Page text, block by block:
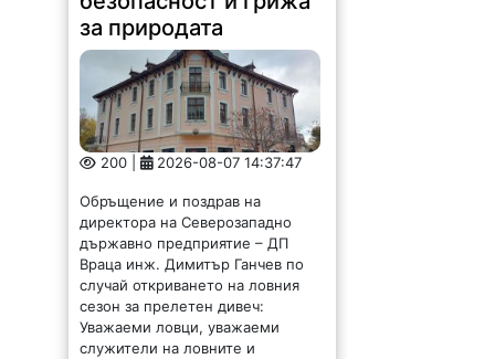
за природата
200 | 2026-08-07 14:37:47
Обръщение и поздрав на
директора на Северозападно
държавно предприятие – ДП
Враца инж. Димитър Ганчев по
случай откриването на ловния
сезон за прелетен дивеч:
Уважаеми ловци, уважаеми
служители на ловните и